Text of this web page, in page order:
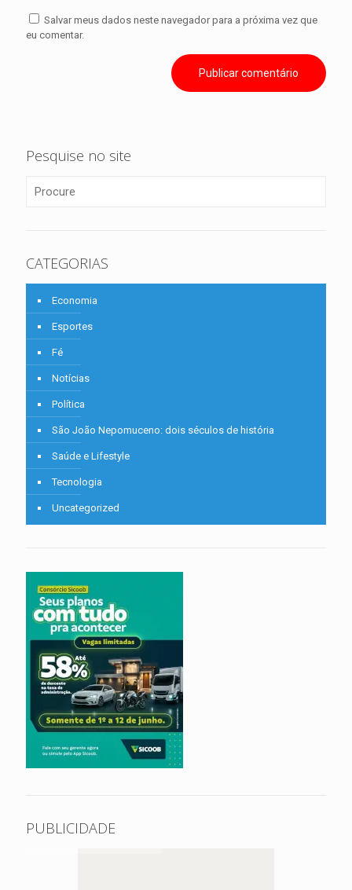
Salvar meus dados neste navegador para a próxima vez que
eu comentar.
Pesquise no site
CATEGORIAS
Economia
Esportes
Fé
Notícias
Política
São João Nepomuceno: dois séculos de história
Saúde e Lifestyle
Tecnologia
Uncategorized
PUBLICIDADE